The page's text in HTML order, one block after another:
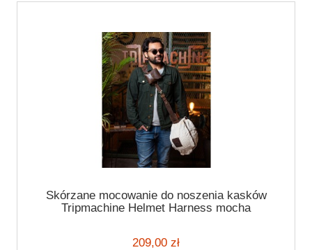
Skórzane mocowanie do noszenia kasków
Tripmachine Helmet Harness mocha
209,00 zł